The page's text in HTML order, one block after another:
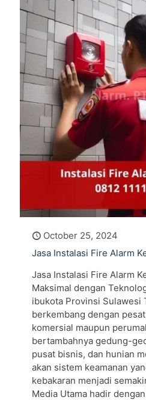
October 25, 2024
Jasa Instalasi Fire Alarm
Jasa Instalasi Fire Alarm
Maksimal dengan
ibukota Provinsi Sulawesi
berkembang dengan
komersial maupun
bertambahnya gedung-
pusat bisnis, dan hunian
akan sistem keamanan
kebakaran menjadi
Media Utama hadir